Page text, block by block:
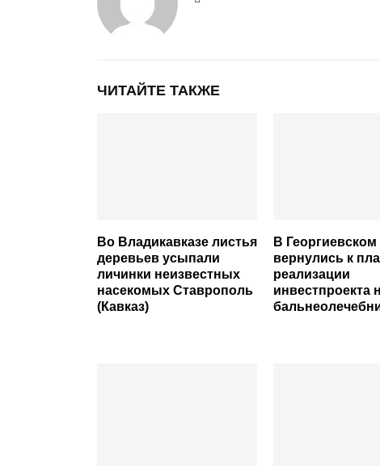
ЧИТАЙТЕ ТАКЖЕ
Во Владикавказе листья
деревьев усыпали
личинки неизвестных
насекомых Ставрополь
(Кавказ)
В Георгиевском
вернулись к
реализации
инвестпроекта